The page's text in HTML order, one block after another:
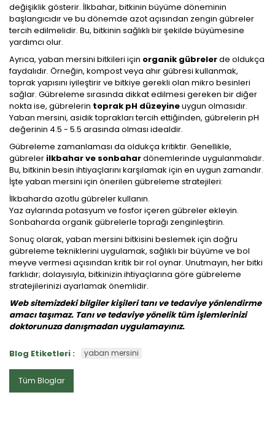
değişiklik gösterir. İlkbahar, bitkinin büyüme döneminin
başlangıcıdır ve bu dönemde azot açısından zengin gübreler
tercih edilmelidir. Bu, bitkinin sağlıklı bir şekilde büyümesine
yardımcı olur.
Ayrıca, yaban mersini bitkileri için organik gübrelerde oldukça
faydalıdır. Örneğin, kompost veya ahır gübresi kullanmak,
toprak yapısını iyileştirir ve bitkiye gerekli olan mikro besinleri
sağlar. Gübreleme sırasında dikkat edilmesi gereken bir diğer
nokta ise, gübrelerin toprak pH düzeyineuygun olmasıdır.
Yaban mersini, asidik toprakları tercih ettiğinden, gübrelerin pH
değerinin 4.5 - 5.5 arasında olması idealdir.
Gübreleme zamanlaması da oldukça kritiktir. Genellikle,
gübreler ilkbahar ve sonbahardönemlerinde uygulanmalıdır.
Bu, bitkinin besin ihtiyaçlarını karşılamak için en uygun zamandır.
İşte yaban mersini için önerilen gübreleme stratejileri:
İlkbaharda azotlu gübreler kullanın.
Yaz aylarında potasyum ve fosfor içeren gübreler ekleyin.
Sonbaharda organik gübrelerle toprağı zenginleştirin.
Sonuç olarak, yaban mersini bitkisini beslemek için doğru
gübreleme tekniklerini uygulamak, sağlıklı bir büyüme ve bol
meyve vermesi açısından kritik bir rol oynar. Unutmayın, her bitki
farklıdır; dolayısıyla, bitkinizin ihtiyaçlarına göre gübreleme
stratejilerinizi ayarlamak önemlidir.
Web sitemizdeki bilgiler kişileri tanı ve tedaviye yönlendirme
amacı taşımaz. Tanı ve tedaviye yönelik tüm işlemlerinizi
doktorunuza danışmadan uygulamayınız.
Blog Etiketleri : yaban mersini
Tüm Bloglar